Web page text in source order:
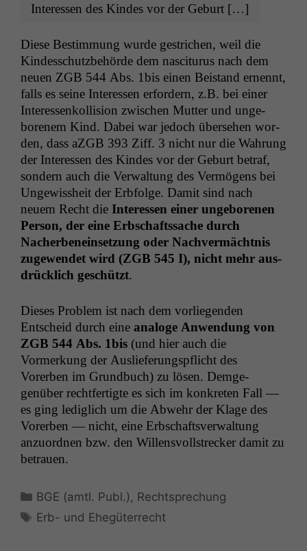
Inter­essen des Kindes vor der Geburt […]
Diese Bes­tim­mung wurde gestrichen, weil die
Kindess­chutzbe­hörde dem nasc­i­tu­rus nach dem
neuen ZGB 544 Abs. 1bis einen Bei­s­tand ernen­nt,
falls es seine Inter­essen erfordern, z.B. bei ein­er
Inter­essenkol­li­sion zwis­chen Mut­ter und unge­
boren­em Kind. Dabei war jedoch überse­hen wor­
den, dass aZGB 393 Ziff. 3 nicht nur die Wahrung
der Inter­essen des Kindes vor der Geburt betraf,
son­dern auch die Ver­wal­tung des Ver­mö­gens bei
Ungewis­sheit der Erb­folge. Damit sind nach
neuem Recht die Inter­essen ein­er unge­bore­nen
Per­son, der eine Erb­schaftssache durch
Nacher­benein­set­zung oder Nachver­mächt­nis
zugewen­det wird (ZGB 545 I), nicht mehr aus­
drück­lich geschützt.
Dieses Prob­lem ist nach dem vor­liegen­den
Entscheid durch eine analoge Anwen­dung von
ZGB 544 Abs. 1bis (und hier auch die
Vormerkung der Aus­liefer­ungspflicht des
Vorerben im Grund­buch) zu lösen. Demge­
genüber recht­fer­tigte es sich im konkreten Fall —
es ging lediglich um die Abwehr der Klage des
Vorerben — nicht, eine Erb­schaftsver­wal­tung
anzuord­nen bzw. den Wil­lensvoll­streck­er damit zu
betrauen.
Kategorien
BGE (amtl. Publ.) , Rechtsprechung
Schlagwörter
Erb- und Ehegüterrecht